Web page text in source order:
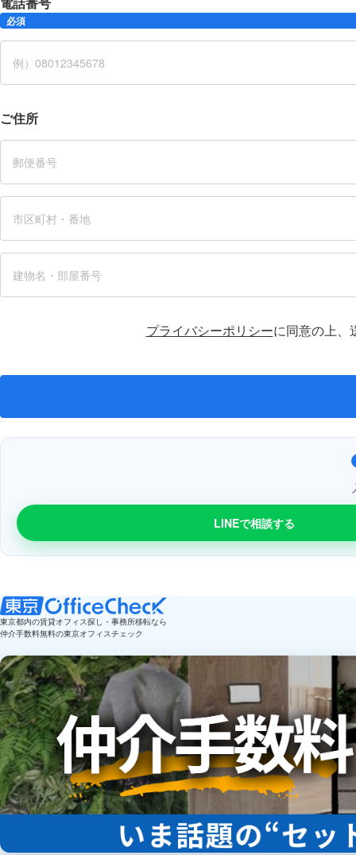
必須
ご住所
プライバシーポリシーに同意の上、
LINEで相談する
東京都内の賃貸オフィス探し・事務所移転なら
仲介手数料無料の東京オフィスチェック